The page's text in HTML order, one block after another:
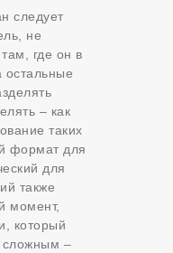
следует
не
где он в
остальные
– как
таких
формат для
для
также
момент,
который
сложным –